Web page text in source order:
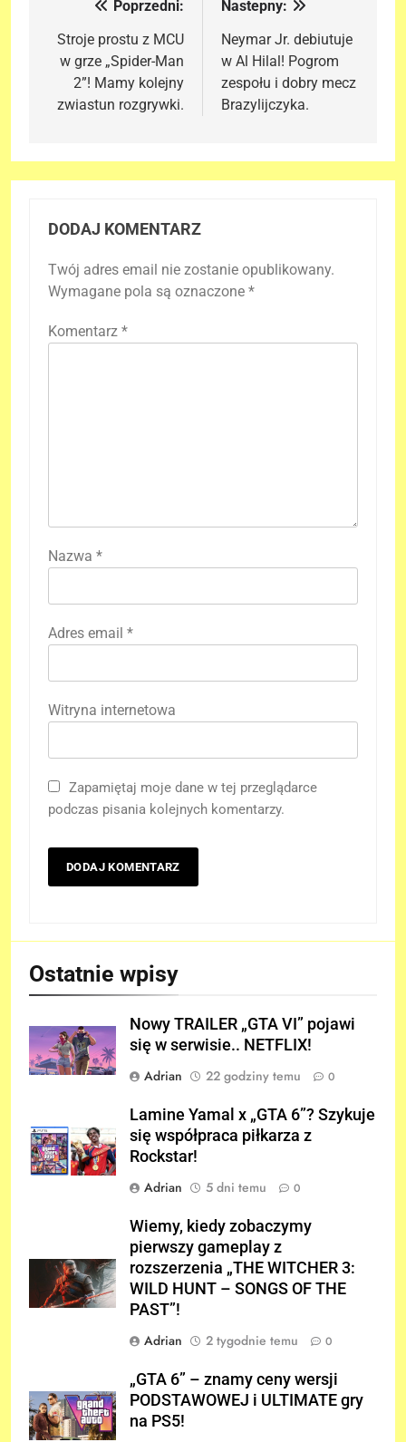
Nawigacja
wpisu
Poprzedni:
Stroje prostu z MCU
w grze „Spider-Man
2”! Mamy kolejny
zwiastun rozgrywki.
Nastepny:
Neymar Jr. debiutuje
w Al Hilal! Pogrom
zespołu i dobry mecz
Brazylijczyka.
DODAJ KOMENTARZ
Twój adres email nie zostanie opublikowany.
Wymagane pola są oznaczone *
Komentarz *
Nazwa *
Adres email *
Witryna internetowa
Zapamiętaj moje dane w tej przeglądarce
podczas pisania kolejnych komentarzy.
Ostatnie wpisy
Nowy TRAILER „GTA VI” pojawi
się w serwisie.. NETFLIX!
Adrian
22 godziny temu 0
Lamine Yamal x „GTA 6”? Szykuje
się współpraca piłkarza z
Rockstar!
Adrian
5 dni temu 0
Wiemy, kiedy zobaczymy
pierwszy gameplay z
rozszerzenia „THE WITCHER 3:
WILD HUNT – SONGS OF THE
PAST”!
Adrian
2 tygodnie temu 0
„GTA 6” – znamy ceny wersji
PODSTAWOWEJ i ULTIMATE gry
na PS5!